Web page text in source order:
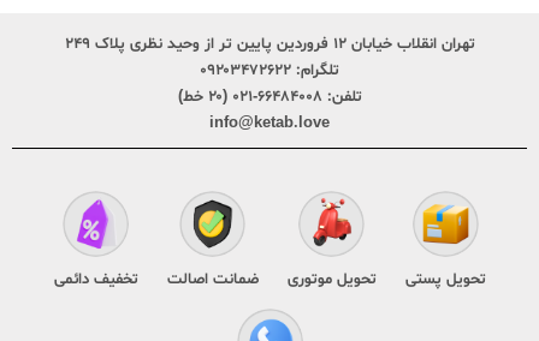
تهران انقلاب خیابان ۱۲ فروردین پایین تر از وحید نظری پلاک ۲۴۹
تلگرام: ۰۹۲۰۳۴۷۲۶۲۲
تلفن: ۶۶۴۸۴۰۰۸-۰۲۱ (۲۰ خط)
info@ketab.love
تحویل پستی تحویل موتوری ضمانت اصالت تخفیف دائمی